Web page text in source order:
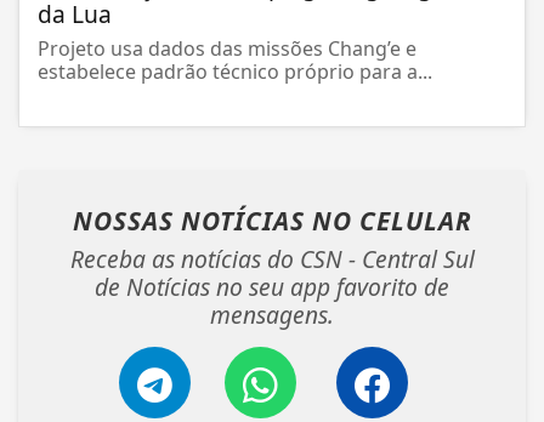
da Lua
Projeto usa dados das missões Chang’e e
estabelece padrão técnico próprio para a...
NOSSAS NOTÍCIAS NO CELULAR
Receba as notícias do CSN - Central Sul
de Notícias no seu app favorito de
mensagens.